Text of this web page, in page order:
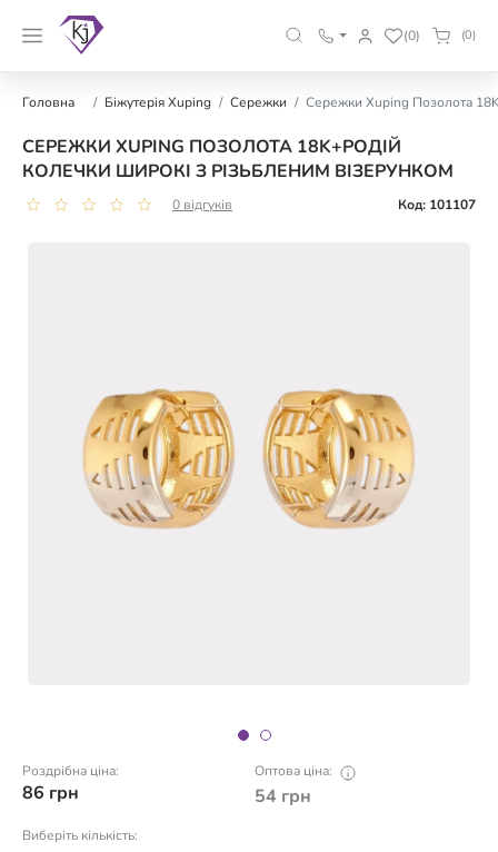
(0) (0)
Головна Біжутерія Xuping Сережки Сережки Xuping Позолота
СЕРЕЖКИ XUPING ПОЗОЛОТА 18K+РОДІЙ
КОЛЕЧКИ ШИРОКІ З РІЗЬБЛЕНИМ ВІЗЕРУНКОМ
0 відгуків Код: 101107
Роздрібна ціна:
86 грн
Оптова ціна:
54 грн
Виберіть кількість: